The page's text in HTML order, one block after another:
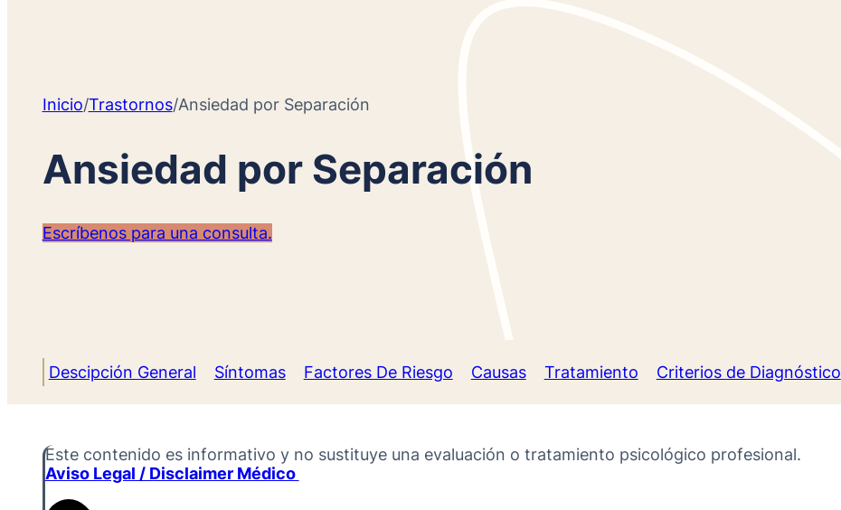
Inicio/Trastornos/Ansiedad por Separación
Ansiedad por Separación
Escríbenos para una consulta.
Descipción General Síntomas Factores De Riesgo Causas Tratamiento Criterios de Diagnóstico
Este contenido es informativo y no sustituye una evaluación o tratamiento psicológico profesional.
Aviso Legal / Disclaimer Médico